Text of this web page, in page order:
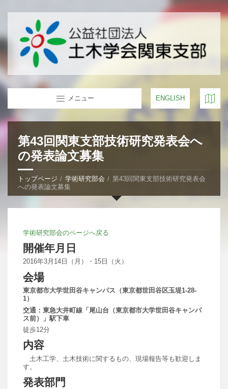
メニュー ENGLISH
第43回関東支部技術研究発表会へ
の発表論文募集
トップページ 学術研究部会
第43回関東支部技術研究発表会
への発表論文募集
学術研究部会のページへ戻る
開催年月日
2016年3月14日（月）・15日（火）
会場
東京都市大学世田谷キャンパス（東京都世田谷区玉堤1-28-
1）
交通：東急大井町線「尾山台（東京都市大学世田谷キャンパ
ス前）」駅下車
徒歩12分
内容
土木工学、土木技術に関するもの、現場報告等も歓迎しま
す。
発表部門